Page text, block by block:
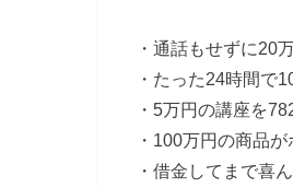
・通話もせずに20
・たった24時間で
・5万円の講座を
・100万円の商品
・借金してまで喜